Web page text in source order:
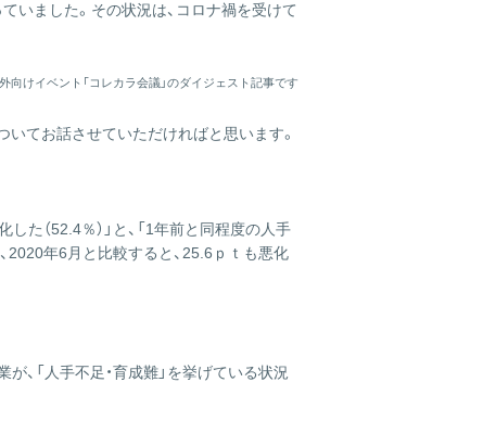
ク
ト
ー
ン
グ
ト
いました。その状況は、コロナ禍を受けて
けイベント「コレカラ会議」のダイジェスト記事です
てお話させていただければと思います。
た（52.4％）」と、「1年前と同程度の人手
2020年6月と比較すると、25.6ｐｔも悪化
、「人手不足・育成難」を挙げている状況